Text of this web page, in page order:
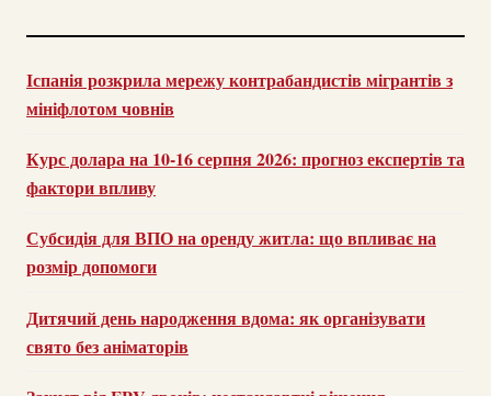
Іспанія розкрила мережу контрабандистів мігрантів з
мініфлотом човнів
Курс долара на 10-16 серпня 2026: прогноз експертів та
фактори впливу
Субсидія для ВПО на оренду житла: що впливає на
розмір допомоги
Дитячий день народження вдома: як організувати
свято без аніматорів